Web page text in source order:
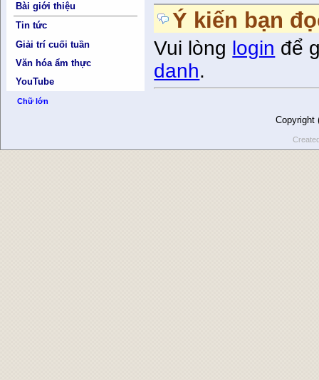
Bài giới thiệu
Tin tức
Giải trí cuối tuần
Văn hóa ẩm thực
YouTube
Chữ lớn
Ý kiến bạn
Vui lòng login để
danh.
Copyright